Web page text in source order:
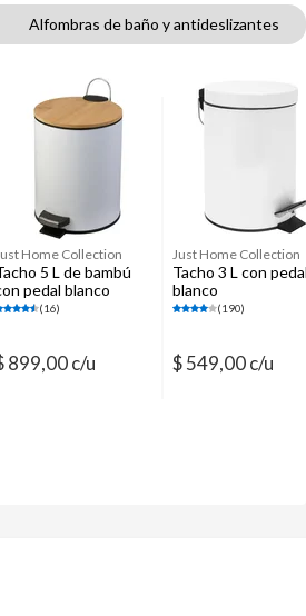
Alfombras de baño y antideslizantes
Escobillas para inodoro
Home Collection
5 L de bambú
pedal blanco
(16)
899,00 c/u
Just Home Collection
Tacho 3 L con
blanco
(190)
$ 549,00 c/u